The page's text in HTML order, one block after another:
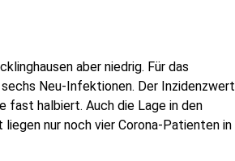
aber niedrig. Für das
Neu-Infektionen. Der Inzidenzwert
fast halbiert. Auch die Lage in den
nur noch vier Corona-Patienten in